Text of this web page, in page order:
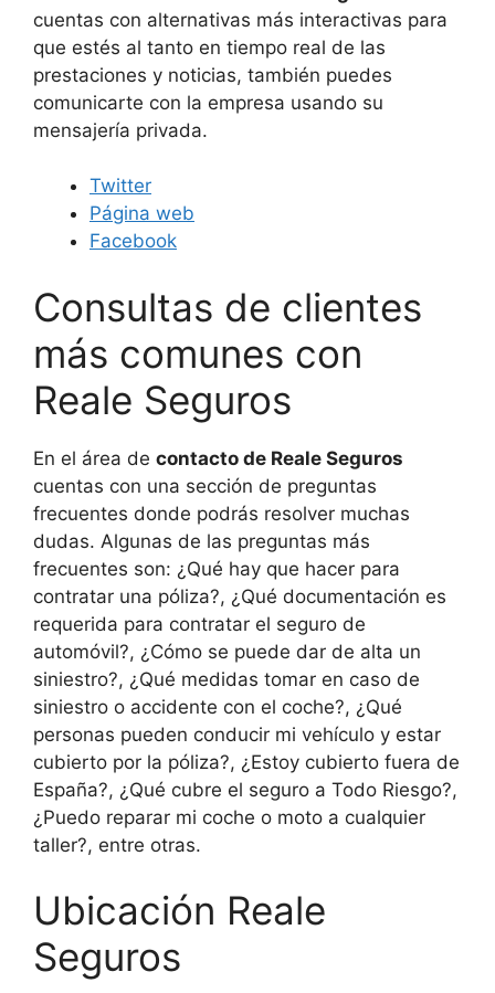
cuentas con alternativas más interactivas para
que estés al tanto en tiempo real de las
prestaciones y noticias, también puedes
comunicarte con la empresa usando su
mensajería privada.
Twitter
Página web
Facebook
Consultas de clientes
más comunes con
Reale Seguros
En el área de contacto de Reale Seguros
cuentas con una sección de preguntas
frecuentes donde podrás resolver muchas
dudas. Algunas de las preguntas más
frecuentes son: ¿Qué hay que hacer para
contratar una póliza?, ¿Qué documentación es
requerida para contratar el seguro de
automóvil?, ¿Cómo se puede dar de alta un
siniestro?, ¿Qué medidas tomar en caso de
siniestro o accidente con el coche?, ¿Qué
personas pueden conducir mi vehículo y estar
cubierto por la póliza?, ¿Estoy cubierto fuera de
España?, ¿Qué cubre el seguro a Todo Riesgo?,
¿Puedo reparar mi coche o moto a cualquier
taller?, entre otras.
Ubicación Reale
Seguros